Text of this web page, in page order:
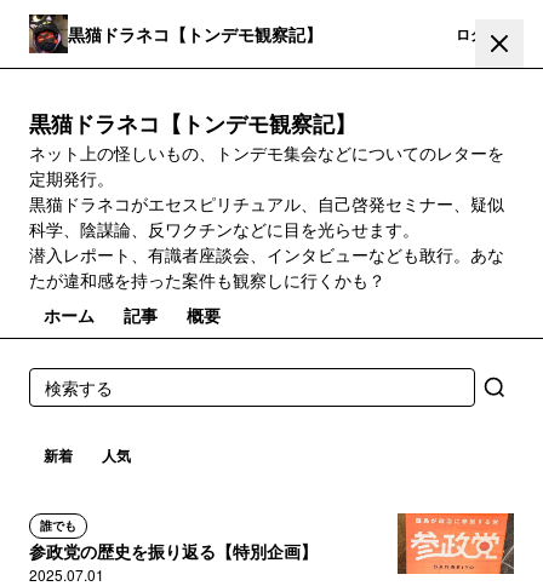
黒猫ドラネコ【トンデモ観察記】 ログイン
黒猫ドラネコ【トンデモ観察記】
ネット上の怪しいもの、トンデモ集会などについてのレターを
定期発行。
黒猫ドラネコがエセスピリチュアル、自己啓発セミナー、疑似
科学、陰謀論、反ワクチンなどに目を光らせます。
潜入レポート、有識者座談会、インタビューなども敢行。あな
たが違和感を持った案件も観察しに行くかも？
ホーム
記事 概要
新着 人気
誰でも
参政党の歴史を振り返る【特別企画】
2025.07.01